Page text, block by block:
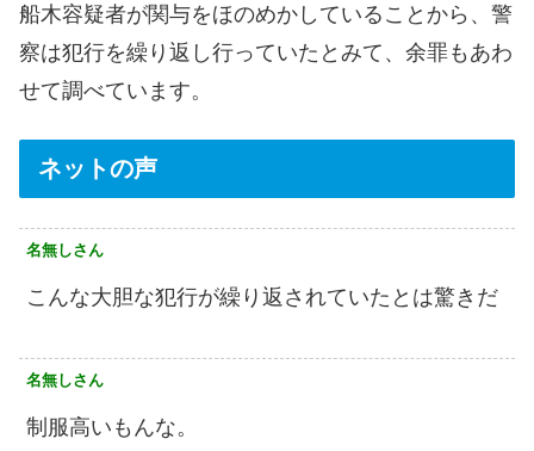
船木容疑者が関与をほのめかしていることから、警
察は犯行を繰り返し行っていたとみて、余罪もあわ
せて調べています。
ネットの声
名無しさん
こんな大胆な犯行が繰り返されていたとは驚きだ
名無しさん
制服高いもんな。